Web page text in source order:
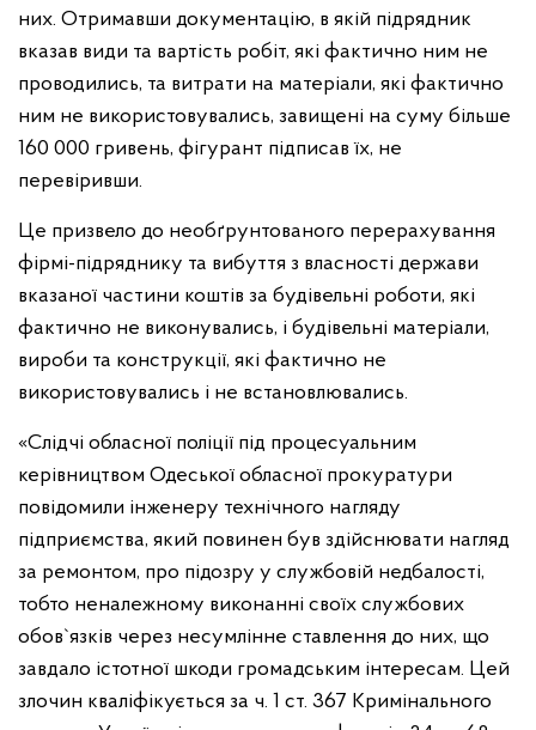
них. Отримавши документацію, в якій підрядник
вказав види та вартість робіт, які фактично ним не
проводились, та витрати на матеріали, які фактично
ним не використовувались, завищені на суму більше
160 000 гривень, фігурант підписав їх, не
перевіривши.
Це призвело до необґрунтованого перерахування
фірмі-підряднику та вибуття з власності держави
вказаної частини коштів за будівельні роботи, які
фактично не виконувались, і будівельні матеріали,
вироби та конструкції, які фактично не
використовувались і не встановлювались.
«Слідчі обласної поліції під процесуальним
керівництвом Одеської обласної прокуратури
повідомили інженеру технічного нагляду
підприємства, який повинен був здійснювати нагляд
за ремонтом, про підозру у службовій недбалості,
тобто неналежному виконанні своїх службових
обов`язків через несумлінне ставлення до них, що
завдало істотної шкоди громадським інтересам. Цей
злочин кваліфікується за ч. 1 ст. 367 Кримінального